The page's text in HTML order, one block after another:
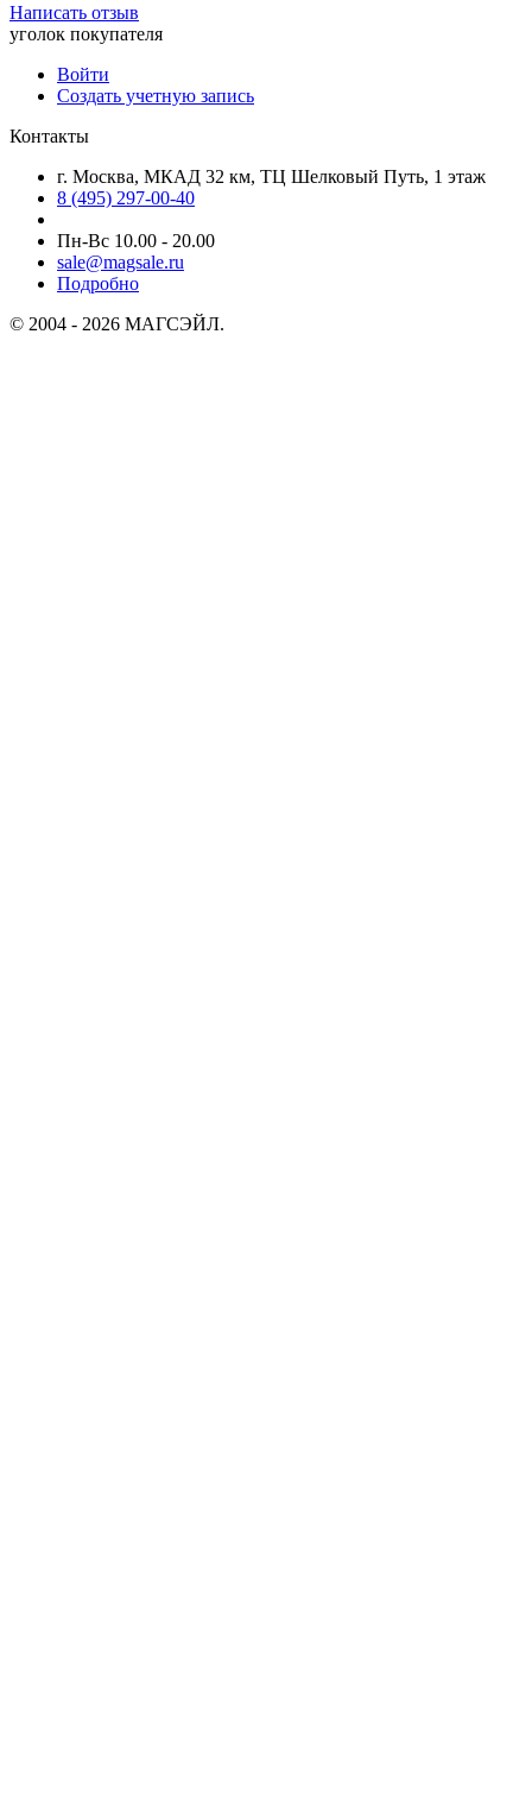
Написать отзыв
уголок покупателя
Войти
Создать учетную запись
Контакты
г. Москва, МКАД 32 км, ТЦ Шелковый Путь, 1 этаж
8 (495) 297-00-40
Пн-Вс 10.00 - 20.00
sale@magsale.ru
Подробно
© 2004 - 2026 МАГСЭЙЛ.